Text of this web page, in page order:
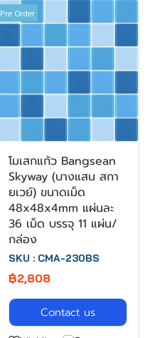
Pre Order
โมเสกแก้ว Bangsean
Skyway (บางแสน สกา
ยเวย์) ขนาดเม็ด
48x48x4mm แผ่นละ
36 เม็ด บรรจุ 11 แผ่น/
กล่อง
SKU : CMA-230BS
฿2,808
Contact us